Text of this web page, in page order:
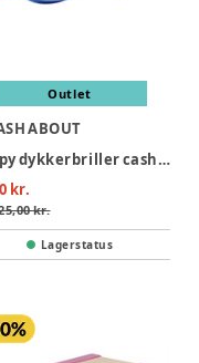
Outlet
ABOUT
Cuppy dykkerbriller cashmere- infant 2-6 years
kr.
kr.
Lagerstatus